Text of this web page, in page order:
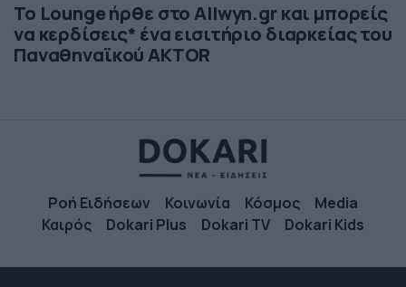
Το Lounge ήρθε στο Allwyn.gr και μπορείς
να κερδίσεις* ένα εισιτήριο διαρκείας του
Παναθηναϊκού AKTOR
Ροή Ειδήσεων Κοινωνία Κόσμος
Media
Καιρός
Dokari Plus Dokari TV Dokari Kids